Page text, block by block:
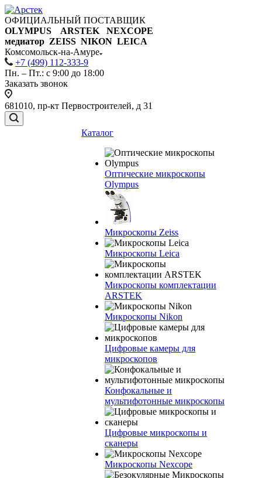
ОФИЦИАЛЬНЫЙ ПОСТАВЩИК
OLYMPUS ARSTEK NEXCOPE
медиатор ZEISS NIKON LEICA
Комсомольск-на-Амуре
+7 (499) 112-333-9
Пн. – Пт.: с 9:00 до 18:00
Заказать звонок
681010, пр-кт Первостроителей, д 31
Каталог
Оптические микроскопы
Olympus
Микроскопы Zeiss
Микроскопы Leica
Микроскопы комплектации
ARSTEK
Микроскопы Nikon
Цифровые камеры для
микроскопов
Конфокальные и
мультифотонные микроскопы
Цифровые микроскопы и
сканеры
Микроскопы Nexcope